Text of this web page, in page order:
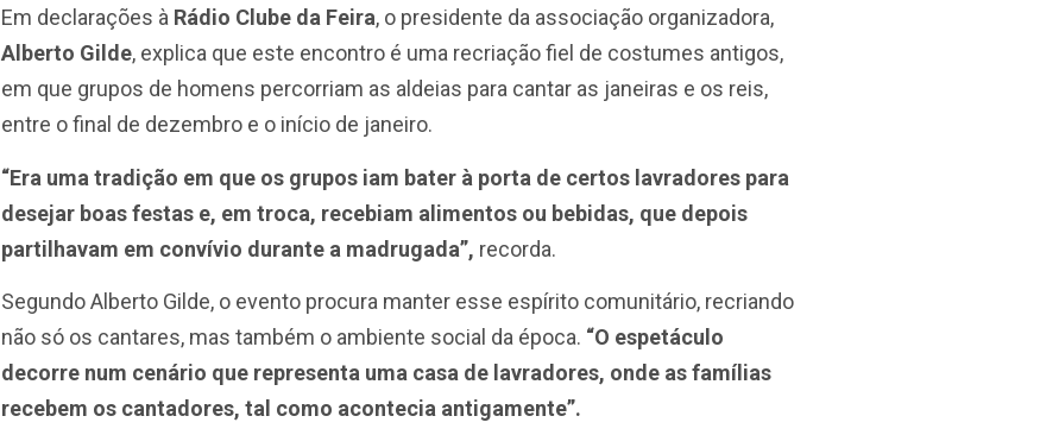
Em declarações à Rádio Clube da Feira, o presidente da associação organizadora,
Alberto Gilde, explica que este encontro é uma recriação fiel de costumes antigos,
em que grupos de homens percorriam as aldeias para cantar as janeiras e os reis,
entre o final de dezembro e o início de janeiro.
“Era uma tradição em que os grupos iam bater à porta de certos lavradores para
desejar boas festas e, em troca, recebiam alimentos ou bebidas, que depois
partilhavam em convívio durante a madrugada”, recorda.
Segundo Alberto Gilde, o evento procura manter esse espírito comunitário, recriando
não só os cantares, mas também o ambiente social da época. “O espetáculo
decorre num cenário que representa uma casa de lavradores, onde as famílias
recebem os cantadores, tal como acontecia antigamente”.